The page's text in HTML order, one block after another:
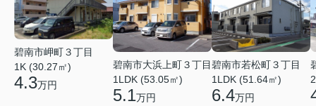
碧南市岬町３丁目
1K (30.27㎡)
4.3万円
碧南市大浜上町３丁目
1LDK (53.05㎡)
5.1万円
碧南市若松町３丁目
1LDK (51.64㎡)
6.4万円